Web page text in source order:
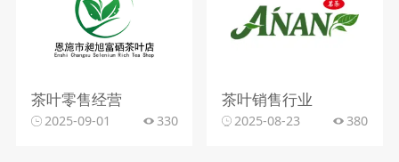
茶叶零售经营
2025-09-01 330
茶叶销售行业
2025-08-23 380